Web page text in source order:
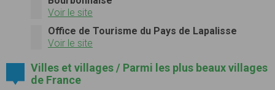
Voir le site
Office de Tourisme du Pays de Lapalisse
Voir le site
Villes et villages / Parmi les plus beaux villages
de France